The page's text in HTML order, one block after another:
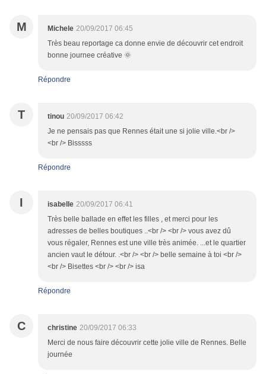
M Michele 20/09/2017 06:45
Très beau reportage ca donne envie de découvrir cet endroit
bonne journee créative 🌞
Répondre
T tinou 20/09/2017 06:42
Je ne pensais pas que Rennes était une si jolie ville.<br />
<br /> Bisssss
Répondre
I isabelle 20/09/2017 06:41
Très belle ballade en effet les filles , et merci pour les
adresses de belles boutiques ..<br /> <br /> vous avez dû
vous régaler, Rennes est une ville très animée. ...et le quartier
ancien vaut le détour. .<br /> <br /> belle semaine à toi <br />
<br /> Bisettes <br /> <br /> isa
Répondre
C christine 20/09/2017 06:33
Merci de nous faire découvrir cette jolie ville de Rennes. Belle
journée